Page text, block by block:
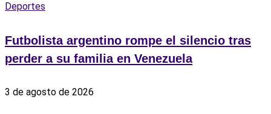
Deportes
Futbolista argentino rompe el silencio tras
perder a su familia en Venezuela
3 de agosto de 2026